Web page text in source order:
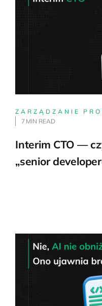
ZARZĄDZANIE
7 MIN READ
Interim CTO —
„senior